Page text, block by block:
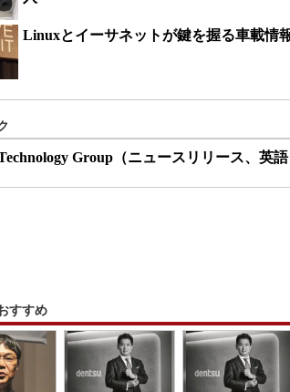
Linuxとイーサネットが鍵を握る車載情
Group（ニュースリリース、英語
すすめ